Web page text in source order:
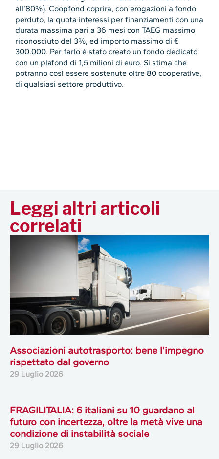
all’80%). Coopfond coprirà, con erogazioni a fondo
perduto, la quota interessi per finanziamenti con una
durata massima pari a 36 mesi con TAEG massimo
riconosciuto del 3%, ed importo massimo di €
300.000. Per farlo è stato creato un fondo dedicato
con un plafond di 1,5 milioni di euro. Si stima che
potranno così essere sostenute oltre 80 cooperative,
di qualsiasi settore produttivo.
Leggi altri articoli
correlati
Associazioni autotrasporto: bene l’impegno
rispettato dal governo
29 Luglio 2026
FRAGILITALIA: 6 italiani su 10 guardano al
futuro con incertezza, oltre la metà vive una
condizione di instabilità sociale
29 Luglio 2026